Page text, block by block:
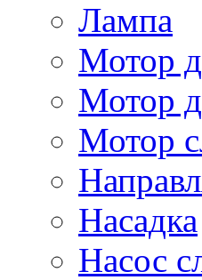
Лампа
Мотор
Мотор
Мотор
Насадка
Насос